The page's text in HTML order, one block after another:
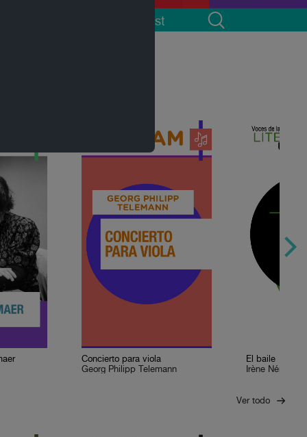
Podcast
Concierto para viola
Georg Philipp Telemann
El baile
Irène
Ver todo